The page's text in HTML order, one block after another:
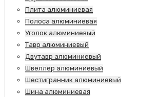
Плита алюминиевая
Полоса алюминиевая
Уголок алюминиевый
Тавр алюминиевый
Двутавр алюминиевый
Швеллер алюминиевый
Шестигранник алюминиевый
Шина алюминиевая